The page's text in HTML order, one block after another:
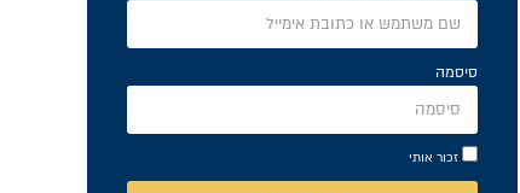
סיסמה
זכור אותי